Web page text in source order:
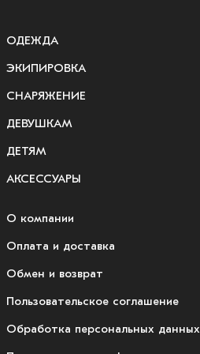
ОДЕЖДА
ЭКИПИРОВКА
СНАРЯЖЕНИЕ
ДЕВУШКАМ
ДЕТЯМ
АКСЕССУАРЫ
О компании
Оплата и доставка
Обмен и возврат
Пользовательское соглашение
Обработка персональных данных